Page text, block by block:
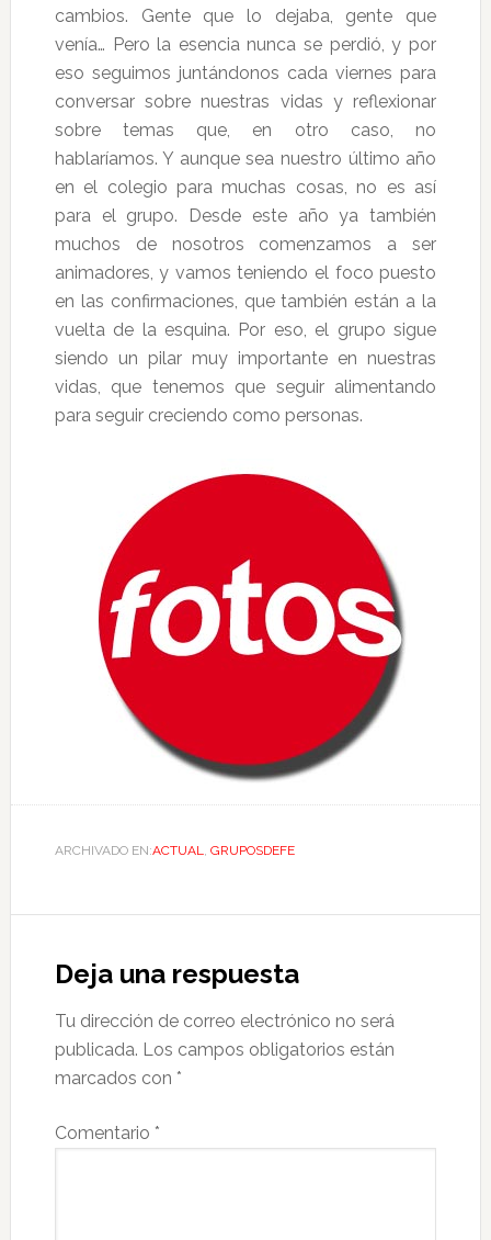
cambios. Gente que lo dejaba, gente que
venía… Pero la esencia nunca se perdió, y por
eso seguimos juntándonos cada viernes para
conversar sobre nuestras vidas y reflexionar
sobre temas que, en otro caso, no
hablaríamos. Y aunque sea nuestro último año
en el colegio para muchas cosas, no es así
para el grupo. Desde este año ya también
muchos de nosotros comenzamos a ser
animadores, y vamos teniendo el foco puesto
en las confirmaciones, que también están a la
vuelta de la esquina. Por eso, el grupo sigue
siendo un pilar muy importante en nuestras
vidas, que tenemos que seguir alimentando
para seguir creciendo como personas.
ARCHIVADO EN:ACTUAL, GRUPOSDEFE
Deja una respuesta
Tu dirección de correo electrónico no será
publicada. Los campos obligatorios están
marcados con *
Comentario *